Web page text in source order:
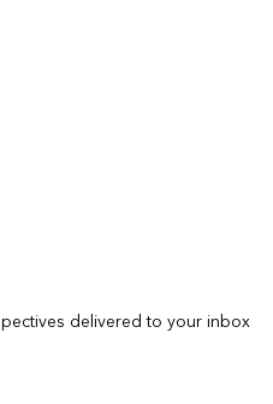
delivered to your inbox